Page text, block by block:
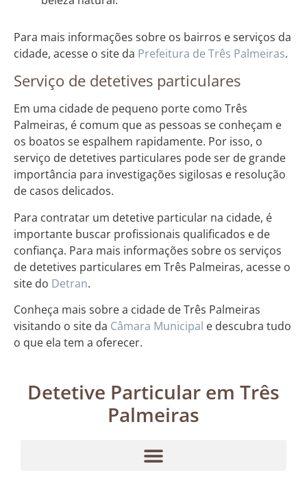
Para mais informações sobre os bairros e serviços da
cidade, acesse o site da Prefeitura de Três Palmeiras.
Serviço de detetives particulares
Em uma cidade de pequeno porte como Três
Palmeiras, é comum que as pessoas se conheçam e
os boatos se espalhem rapidamente. Por isso, o
serviço de detetives particulares pode ser de grande
importância para investigações sigilosas e resolução
de casos delicados.
Para contratar um detetive particular na cidade, é
importante buscar profissionais qualificados e de
confiança. Para mais informações sobre os serviços
de detetives particulares em Três Palmeiras, acesse o
site do Detran.
Conheça mais sobre a cidade de Três Palmeiras
visitando o site da Câmara Municipal e descubra tudo
o que ela tem a oferecer.
Detetive Particular em Três
Palmeiras